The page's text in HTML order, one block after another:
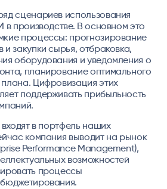
сценариев использования
в производстве. В основном это
процессы: прогнозирование
и закупки сырья, отбраковка,
оборудования и уведомления о
планирование оптимального
Цифровизация этих
поддерживать прибыльность
входят в портфель наших
компания выводит на рынок
Performance Management),
возможностей
процессы